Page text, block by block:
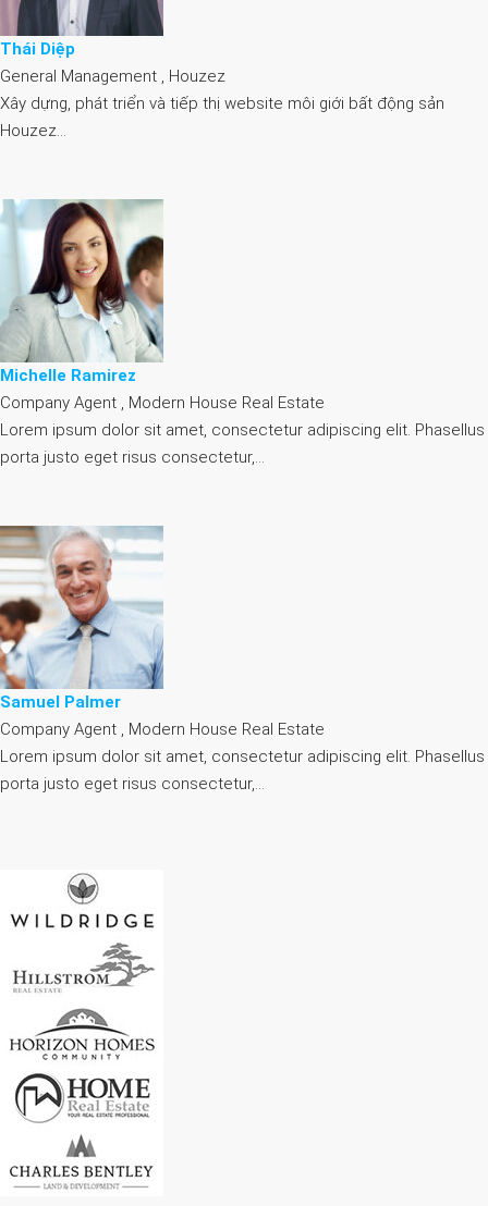
Thái Diệp
General Management , Houzez
Xây dựng, phát triển và tiếp thị website môi giới bất động sản
Houzez…
Michelle Ramirez
Company Agent , Modern House Real Estate
Lorem ipsum dolor sit amet, consectetur adipiscing elit. Phasellus
porta justo eget risus consectetur,…
Samuel Palmer
Company Agent , Modern House Real Estate
Lorem ipsum dolor sit amet, consectetur adipiscing elit. Phasellus
porta justo eget risus consectetur,…